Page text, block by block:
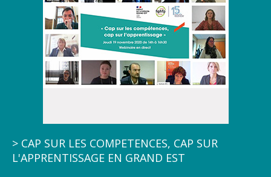
> CAP SUR LES COMPETENCES, CAP SUR
L'APPRENTISSAGE EN GRAND EST